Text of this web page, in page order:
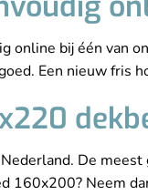
bij één van
Een nieuw
De
Neem